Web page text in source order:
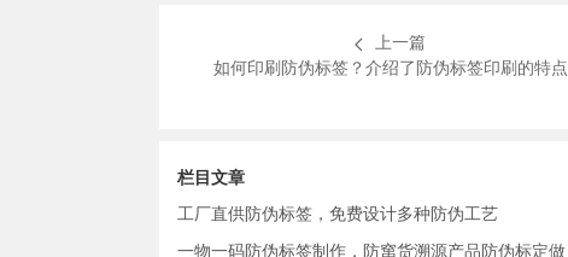
上一篇
如何印刷防伪标签？介绍了防伪标签印刷的特点
栏目文章
工厂直供防伪标签，免费设计多种防伪工艺
一物一码防伪标签制作，防窜货溯源产品防伪标定做